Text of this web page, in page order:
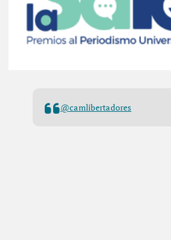
@camlibertadores